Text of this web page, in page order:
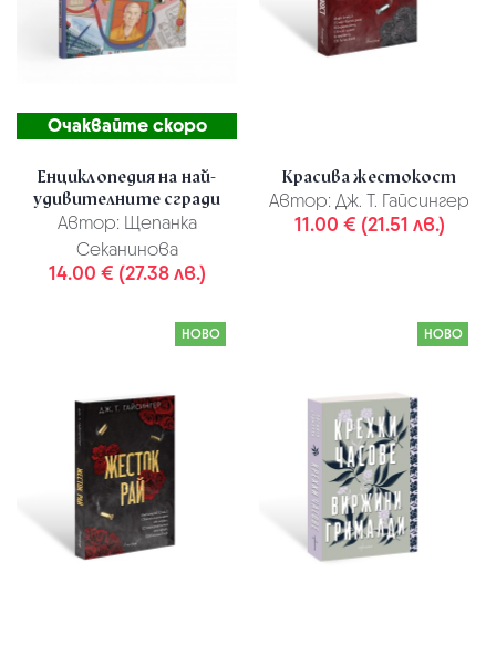
Очаквайте скоро
Енциклопедия на най-
удивителните сгради
Автор: Щепанка
Секанинова
14.00 € (27.38 лв.)
Красива жестокост
Автор: Дж. Т. Гайсингер
11.00 € (21.51 лв.)
НОВО НОВО